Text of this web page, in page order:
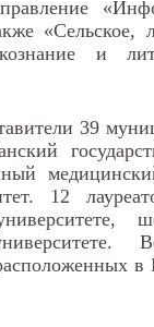
«Сельское,
и
39
12
в